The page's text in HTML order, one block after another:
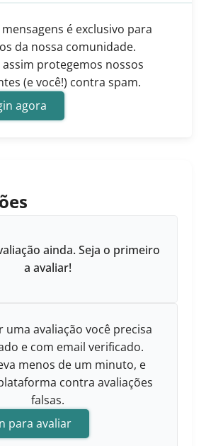
é exclusivo para
da nossa comunidade.
assim protegemos nossos
(e você!) contra spam.
agora
ainda. Seja o primeiro
a avaliar!
uma avaliação você precisa
e com email verificado.
menos de um minuto, e
contra avaliações
falsas.
para avaliar